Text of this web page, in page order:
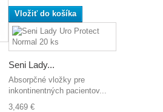
Vložiť do košíka
Seni Lady...
Absorpčné vložky pre
inkontinentných pacientov...
3,469 €